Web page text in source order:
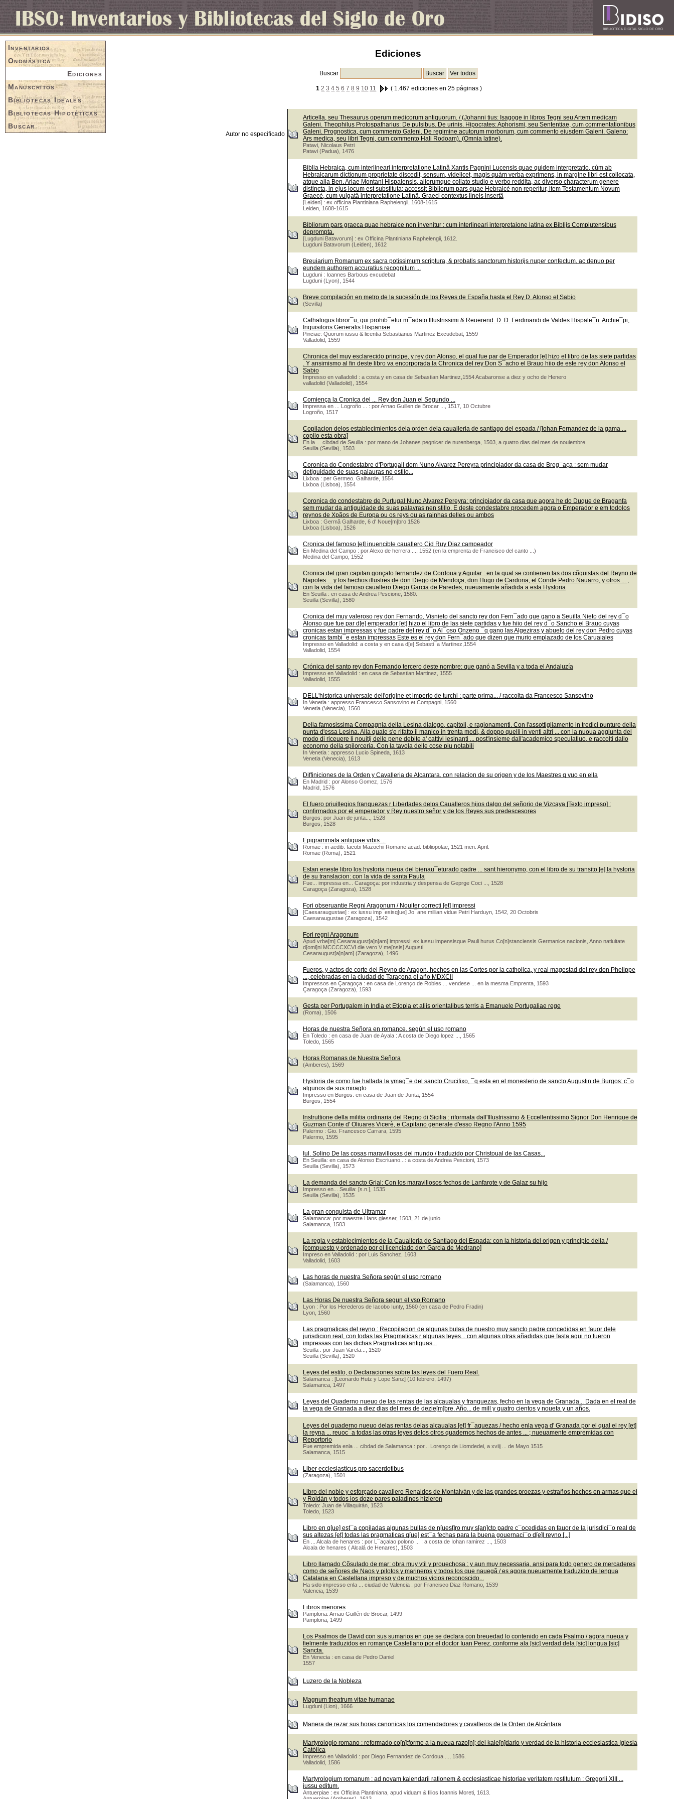
Inventarios
Onomástica
Ediciones
Manuscritos
Bibliotecas Ideales
Bibliotecas Hipotéticas
Buscar
Ediciones
Buscar
1 2 3 4 5 6 7 8 9 10 11 ( 1.467 ediciones en 25 páginas )
Autor no especificado
Articella, seu Thesaurus operum medicorum antiquorum. / (Johanni tius: Isagoge in libros Tegni seu Artem medicam
Galeni. Theophilus Protospatharius: De pulsibus. De urinis. Hipocrates: Aphorismi, seu Sententiae, cum commentationibus
Galeni. Prognostica, cum commento Galeni. De regimine acutorum morborum, cum commento eiusdem Galeni. Galeno:
Ars medica, seu libri Tegni, cum commento Hali Rodoam). (Omnia latine).
Patavi, Nicolaus Petri
Patavi (Padua), 1476
Biblia Hebraica, cum interlineari interpretatione Latinâ Xantis Pagnini Lucensis quae quidem interpretatio, cùm ab
Hebraicarum dictionum proprietate discedit, sensum, videlicet, magis quàm verba exprimens, in margine libri est collocata,
atque alia Ben. Ariae Montani Hispalensis, aliorumque collato studio e verbo reddita, ac diverso characterum genere
distincta, in ejus locum est substituta; accessit Bibliorum pars quae Hebraicè non reperitur, item Testamentum Novum
Graecè, cum vulgatâ interpretatione Latinâ, Graeci contextus lineis insertâ
[Leiden] : ex officina Plantiniana Raphelengii, 1608-1615
Leiden, 1608-1615
Bibliorum pars graeca quae hebraice non invenitur : cum interlineari interpretaione latina ex Biblijs Complutensibus
deprompta.
[Lugduni Batavorum] : ex Officina Plantiniana Raphelengii, 1612.
Lugduni Batavorum (Leiden), 1612
Breuiarium Romanum ex sacra potissimum scriptura, & probatis sanctorum historijs nuper confectum, ac denuo per
eundem authorem accuratius recognitum ...
Lugduni : Ioannes Barbous excudebat
Lugduni (Lyon), 1544
Breve compilación en metro de la sucesión de los Reyes de España hasta el Rey D. Alonso el Sabio
(Sevilla)
Cathalogus libror¯u, qui prohib¯etur m¯adato Illustrissimi & Reuerend. D. D. Ferdinandi de Valdes Hispale¯n. Archie¯pi,
Inquisitoris Generalis Hispaniae
Pinciae: Quorum iussu & licentia Sebastianus Martinez Excudebat, 1559
Valladolid, 1559
Chronica del muy esclarecido principe, y rey don Alonso, el qual fue par de Emperador [e] hizo el libro de las siete partidas
. Y ansimismo al fin deste libro va encorporada la Chronica del rey Don S¯acho el Brauo hiio de este rey don Alonso el
Sabio
Impresso en valladolid : a costa y en casa de Sebastian Martinez,1554 Acabaronse a diez y ocho de Henero
valladolid (Valladolid), 1554
Comiença la Cronica del ... Rey don Juan el Segundo ...
Impressa en ... Logroño ... : por Arnao Guillen de Brocar ..., 1517, 10 Octubre
Logroño, 1517
Copilacion delos establecimientos dela orden dela caualleria de santiago del espada / [Iohan Fernandez de la gama ...
copilo esta obra]
En la ... cibdad de Seuilla : por mano de Johanes pegnicer de nurenberga, 1503, a quatro dias del mes de nouiembre
Seuilla (Sevilla), 1503
Coronica do Condestabre d'Portugall dom Nuno Alvarez Pereyra principiador da casa de Breg¯aça : sem mudar
detiguidade de suas palauras ne estilo...
Lixboa : per Germeo. Galharde, 1554
Lixboa (Lisboa), 1554
Coronica do condestabre de Purtugal Nuno Alvarez Pereyra: principiador da casa que agora he do Duque de Braganfa
sem mudar da antiguidade de suas palavras nen stillo. E deste condestabre procedem agora o Emperador e em todolos
reynos de Xpãos de Europa ou os reys ou as rainhas delles ou ambos
Lixboa : Germã Galharde, 6 d' Noue[m]bro 1526
Lixboa (Lisboa), 1526
Cronica del famoso [et] inuencible cauallero Cid Ruy Diaz campeador
En Medina del Campo : por Alexo de herrera ..., 1552 (en la emprenta de Francisco del canto ...)
Medina del Campo, 1552
Cronica del gran capitan gonçalo fernandez de Cordoua y Aguilar : en la qual se contienen las dos cõquistas del Reyno de
Napoles ... y los hechos illustres de don Diego de Mendoça, don Hugo de Cardona, el Conde Pedro Nauarro, y otros ... ;
con la vida del famoso cauallero Diego Garcia de Paredes, nueuamente añadida a esta Hystoria
En Seuilla : en casa de Andrea Pescione, 1580.
Seuilla (Sevilla), 1580
Cronica del muy valeroso rey don Fernando, Visnieto del sancto rey don Fern¯ado que gano a Seuilla Nieto del rey d¯o
Alonso que fue par d[e] emperador [et] hizo el libro de las siete partidas y fue hiio del rey d¯o Sancho el Brauo cuyas
cronicas estan impressas y fue padre del rey d¯o Al¯oso Onzeno ¯q gano las Algeziras y abuelo del rey don Pedro cuyas
cronicas tambi¯e estan impressas Este es el rey don Fern¯ado que dizen que murio emplazado de los Caruaiales
Impresso en Valladolid: a costa y en casa d[e] Sebasti¯a Martinez,1554
Valladolid, 1554
Crónica del santo rey don Fernando tercero deste nombre: que ganó a Sevilla y a toda el Andaluzía
Impresso en Valladolid : en casa de Sebastian Martinez, 1555
Valladolid, 1555
DELL'historica universale dell'origine et imperio de turchi : parte prima... / raccolta da Francesco Sansovino
In Venetia : appresso Francesco Sansovino et Compagni, 1560
Venetia (Venecia), 1560
Della famosissima Compagnia della Lesina dialogo, capitoli, e ragionamenti. Con l'assottigliamento in tredici punture della
punta d'essa Lesina. Alla quale s'e rifatto il manico in trenta modi, & doppo quelli in venti altri ... con la nuoua aggiunta del
modo di riceuere li nouitij delle pene debite a' cattivi lesinanti ... post'insieme dall'academico speculatiuo, e raccolti dallo
economo della spilorceria. Con la tavola delle cose piu notabili
In Venetia : appresso Lucio Spineda, 1613
Venetia (Venecia), 1613
Diffiniciones de la Orden y Cavalleria de Alcantara, con relacion de su origen y de los Maestres q vuo en ella
En Madrid : por Alonso Gomez, 1576
Madrid, 1576
El fuero priuillegios franquezas r Libertades delos Caualleros hijos dalgo del señorio de Vizcaya [Texto impreso] :
confirmados por el emperador y Rey nuestro señor y de los Reyes sus predescesores
Burgos: por Juan de junta..., 1528
Burgos, 1528
Epigrammata antiquae vrbis ...
Romae : in aedib. Iacobi Mazochii Romane acad. bibliopolae, 1521 men. April.
Romae (Roma), 1521
Estan eneste libro los hystoria nueua del bienau¯eturado padre ... sant hieronymo, con el libro de su transito [e] la hystoria
de su translacion: con la vida de santa Paula
Fue... impressa en... Caragoça: por industria y despensa de Geprge Coci ..., 1528
Caragoça (Zaragoza), 1528
Fori obseruantie Regni Aragonum / Nouiter correcti [et] impressi
[Caesaraugustae] : ex iussu imp¯esisq[ue] Jo¯ane millian vidue Petri Harduyn, 1542, 20 Octobris
Caesaraugustae (Zaragoza), 1542
Fori regni Aragonum
Apud vrbe[m] Cesaraugust[a]n[am] impressi: ex iussu impensisque Pauli hurus Co[n]stanciensis Germanice nacionis, Anno natiuitate
d[omi]ni MCCCCXCVI die vero V me[nsis] Augusti
Cesaraugust[a]n[am] (Zaragoza), 1496
Fueros, y actos de corte del Reyno de Aragon, hechos en las Cortes por la catholica, y real magestad del rey don Phelippe
..., celebradas en la ciudad de Taraçona el año MDXCII
Impressos en Çaragoça : en casa de Lorenço de Robles ... vendese ... en la mesma Emprenta, 1593
Çaragoça (Zaragoza), 1593
Gesta per Portugalem in India et Etiopia et aliis orientalibus terris a Emanuele Portugaliae rege
(Roma), 1506
Horas de nuestra Señora en romance, según el uso romano
En Toledo : en casa de Juan de Ayala : A costa de Diego lopez ..., 1565
Toledo, 1565
Horas Romanas de Nuestra Señora
(Amberes), 1569
Hystoria de como fue hallada la ymag¯e del sancto Crucifixo, ¯q esta en el monesterio de sancto Augustin de Burgos: c¯o
algunos de sus miraglo
Impresso en Burgos: en casa de Juan de Junta, 1554
Burgos, 1554
Instruttione della militia ordinaria del Regno di Sicilia : riformata dall'Illustrissimo & Eccellentissimo Signor Don Henrique de
Guzman Conte d' Oliuares Vicerè, e Capitano generale d'esso Regno l'Anno 1595
Palermo : Gio. Francesco Carrara, 1595
Palermo, 1595
Iul. Solino De las cosas maravillosas del mundo / traduzido por Christoual de las Casas...
En Seuilla: en casa de Alonso Escriuano...: a costa de Andrea Pescioni, 1573
Seuilla (Sevilla), 1573
La demanda del sancto Grial: Con los maravillosos fechos de Lanfarote y de Galaz su hijo
Impresso en... Seuilla: [s.n.], 1535
Seuilla (Sevilla), 1535
La gran conquista de Ultramar
Salamanca: por maestre Hans giesser, 1503, 21 de junio
Salamanca, 1503
La regla y establecimientos de la Caualleria de Santiago del Espada: con la historia del origen y principio della /
[compuesto y ordenado por el licenciado don Garcia de Medrano]
Impreso en Valladolid : por Luis Sanchez, 1603.
Valladolid, 1603
Las horas de nuestra Señora según el uso romano
(Salamanca), 1560
Las Horas De nuestra Señora segun el vso Romano
Lyon : Por los Herederos de Iacobo Iunty, 1560 (en casa de Pedro Fradin)
Lyon, 1560
Las pragmaticas del reyno : Recopilacion de algunas bulas de nuestro muy sancto padre concedidas en fauor dele
jurisdicion real, con todas las Pragmaticas r algunas leyes... con algunas otras añadidas que fasta aqui no fueron
impressas con las dichas Pragmaticas antiguas...
Seuilla : por Juan Varela..., 1520
Seuilla (Sevilla), 1520
Leyes del estilo, o Declaraciones sobre las leyes del Fuero Real.
Salamanca : [Leonardo Hutz y Lope Sanz] (10 febrero, 1497)
Salamanca, 1497
Leyes del Quaderno nueuo de las rentas de las alcaualas y franquezas, fecho en la vega de Granada... Dada en el real de
la vega de Granada a diez dias del mes de dezie[m]bre. Año... de mill y quatro cientos y noueta y un años.
Leyes del quaderno nueuo delas rentas delas alcaualas [et] fr¯aquezas / hecho enla vega d' Granada por el qual el rey [et]
la reyna ... reuoc¯a todas las otras leyes delos otros quadernos hechos de antes ... ; nueuamente empremidas con
Reportorio
Fue empremida enla ... cibdad de Salamanca : por... Lorenço de Liomdedei, a xviij ... de Mayo 1515
Salamanca, 1515
Liber ecclesiasticus pro sacerdotibus
(Zaragoza), 1501
Libro del noble y esforçado cavallero Renaldos de Montalván y de las grandes proezas y estraños hechos en armas que el
y Roldán y todos los doze pares paladines hizieron
Toledo: Juan de Villaquirán, 1523
Toledo, 1523
Libro en q[ue] est¯a copiladas algunas bullas de n[uest]ro muy s[an]cto padre c¯ocedidas en fauor de la jurisdici¯o real de
sus altezas [et] todas las pragmaticas q[ue] est¯a fechas para la buena gouernaci¯o d[e]l reyno [...]
En ... Alcala de henares : por L¯açalao polono ... : a costa de Iohan ramirez ..., 1503
Alcala de henares ( Alcalá de Henares), 1503
Libro llamado Cõsulado de mar: obra muy vtil y prouechosa : y aun muy necessaria, ansi para todo genero de mercaderes
como de señores de Naos y pilotos y marineros y todos los que nauegã / es agora nueuamente traduzido de lengua
Catalana en Castellana impreso y de muchos vicios reconoscido...
Ha sido impresso enla ... ciudad de Valencia : por Francisco Diaz Romano, 1539
Valencia, 1539
Libros menores
Pamplona: Arnao Guillén de Brocar, 1499
Pamplona, 1499
Los Psalmos de David con sus sumarios en que se declara con breuedad lo contenido en cada Psalmo / agora nueua y
fielmente traduzidos en romançe Castellano por el doctor Iuan Perez, conforme ala [sic] verdad dela [sic] longua [sic]
Sancta.
En Venecia : en casa de Pedro Daniel
1557
Luzero de la Nobleza
Magnum theatrum vitae humanae
Lugduni (Lion), 1666
Manera de rezar sus horas canonicas los comendadores y cavalleros de la Orden de Alcántara
Martyrologio romano : reformado co[n];forme a la nueua razo[n]; del kale[n]dario y verdad de la historia ecclesiastica Iglesia
Católica
Impresso en Valladolid : por Diego Fernandez de Cordoua ..., 1586.
Valladolid, 1586
Martyrologium romanum : ad novam kalendarii rationem & ecclesiasticae historiae veritatem restitutum : Gregorii XIII ...
iussu editum.
Antuerpiae : ex Officina Plantiniana, apud viduam & filios Ioannis Moreti, 1613.